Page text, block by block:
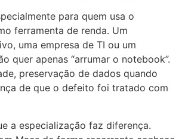
para quem usa o
ferramenta de renda. Um
uma empresa de TI ou um
quer apenas “arrumar o notebook”.
preservação de dados quando
de que o defeito foi tratado com
a especialização faz diferença.